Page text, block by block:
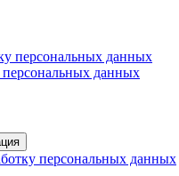
персональных данных
данных
персональных данных